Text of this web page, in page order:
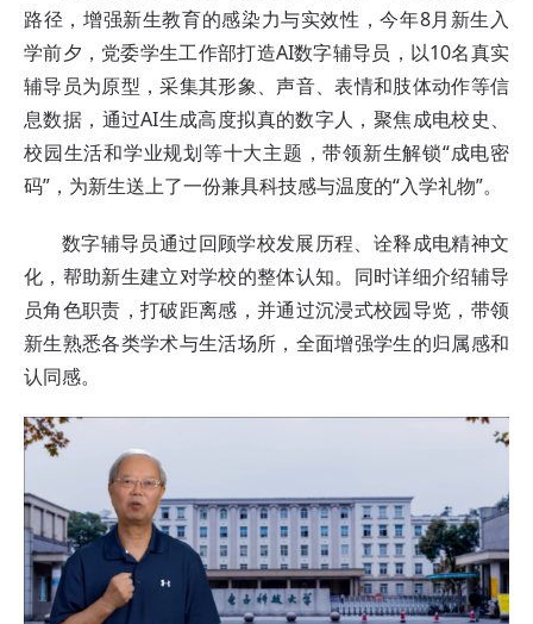
路径，增强新生教育的感染力与实效性，今年8月新生入
学前夕，党委学生工作部打造AI数字辅导员，以10名真实
辅导员为原型，采集其形象、声音、表情和肢体动作等信
息数据，通过AI生成高度拟真的数字人，聚焦成电校史、
校园生活和学业规划等十大主题，带领新生解锁“成电密
码”，为新生送上了一份兼具科技感与温度的“入学礼物”。
数字辅导员通过回顾学校发展历程、诠释成电精神文
化，帮助新生建立对学校的整体认知。同时详细介绍辅导
员角色职责，打破距离感，并通过沉浸式校园导览，带领
新生熟悉各类学术与生活场所，全面增强学生的归属感和
认同感。